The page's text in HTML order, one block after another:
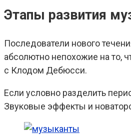
Этапы развития
Последователи нового
абсолютно непохожие на то,
с Клодом Дебюсси.
Если условно разделить
Звуковые эффекты и